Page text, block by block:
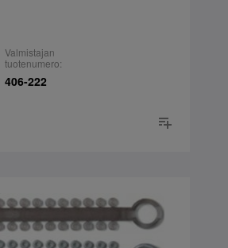
Valmistajan
tuotenumero:
406-222